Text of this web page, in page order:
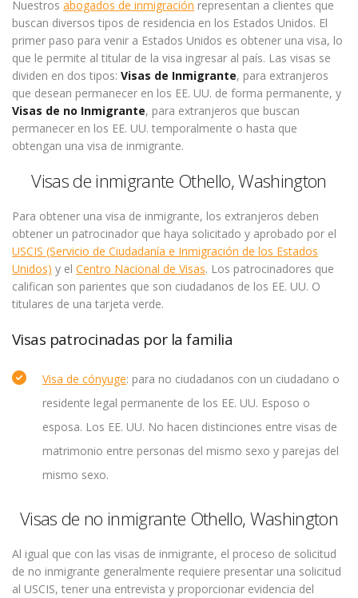
Nuestros abogados de inmigración representan a clientes que
buscan diversos tipos de residencia en los Estados Unidos. El
primer paso para venir a Estados Unidos es obtener una visa, lo
que le permite al titular de la visa ingresar al país. Las visas se
dividen en dos tipos: Visas de Inmigrante, para extranjeros
que desean permanecer en los EE. UU. de forma permanente, y
Visas de no Inmigrante, para extranjeros que buscan
permanecer en los EE. UU. temporalmente o hasta que
obtengan una visa de inmigrante.
Visas de inmigrante Othello, Washington
Para obtener una visa de inmigrante, los extranjeros deben
obtener un patrocinador que haya solicitado y aprobado por el
USCIS (Servicio de Ciudadanía e Inmigración de los Estados
Unidos) y el Centro Nacional de Visas. Los patrocinadores que
califican son parientes que son ciudadanos de los EE. UU. O
titulares de una tarjeta verde.
Visas patrocinadas por la familia
Visa de cónyuge: para no ciudadanos con un ciudadano o
residente legal permanente de los EE. UU. Esposo o
esposa. Los EE. UU. No hacen distinciones entre visas de
matrimonio entre personas del mismo sexo y parejas del
mismo sexo.
Visas de no inmigrante Othello, Washington
Al igual que con las visas de inmigrante, el proceso de solicitud
de no inmigrante generalmente requiere presentar una solicitud
al USCIS, tener una entrevista y proporcionar evidencia del